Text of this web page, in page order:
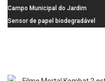
na Praça dos Advogados
instalação de ovitrampas para
monitoramento de arboviroses
Campo Municipal do Jardim
Cruzado recebe nova iluminação e
Sensor de papel biodegradável